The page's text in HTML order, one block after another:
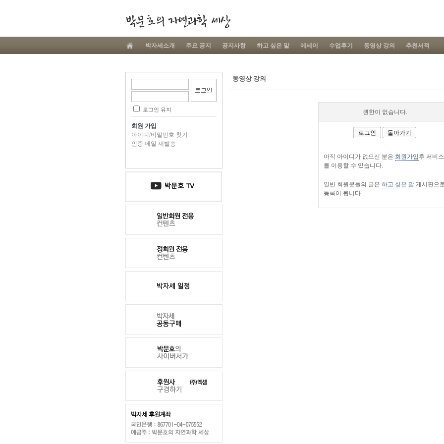
박자세소개 주요 공지 공지사항 하고 싶은 말 에세이 수업후기 동영상 강의 추천서적
로그인 유지
회원 가입
아이디/비밀번호 찾기
인증 메일 재발송
동영상 강의
권한이 없습니다.
로그인 돌아가기
아직 아이디가 없으신 분은 회원가입후 서비스
를 이용할 수 있습니다.
일반 회원분들의 글은 하고 싶은 말게시판으로
등록이 됩니다.